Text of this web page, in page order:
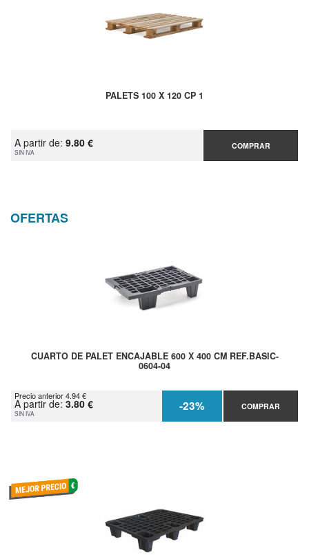
PALETS 100 X 120 CP 1
A partir de: 9.80 €
SIN IVA
COMPRAR
OFERTAS
CUARTO DE PALET ENCAJABLE 600 X 400 CM REF.BASIC-
0604-04
Precio anterior 4.94 €
A partir de: 3.80 €
SIN IVA -23% COMPRAR